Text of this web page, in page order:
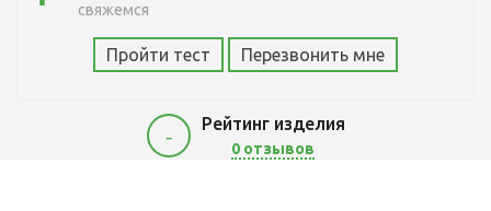
свяжемся
Пройти тест Перезвонить мне
-
Рейтинг изделия
0 отзывов